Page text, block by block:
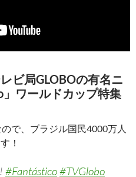
ビ局GLOBOの有名ニ
ワールドカップ特集
で、ブラジル国民4000万人
！
#Fantástico#TVGlobo